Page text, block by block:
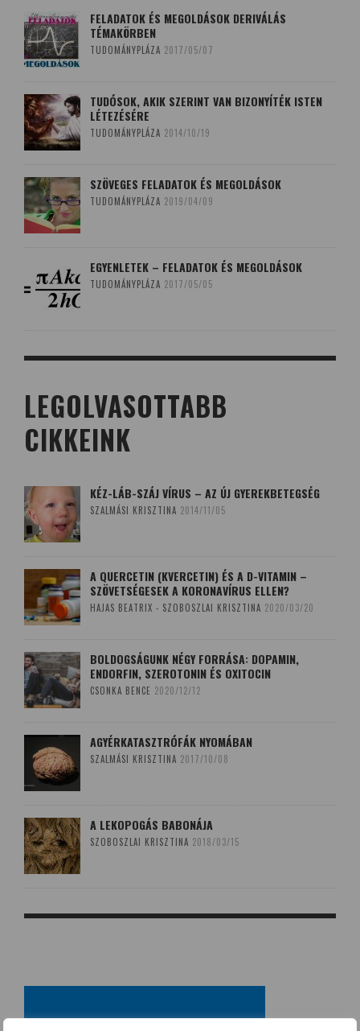
FELADATOK ÉS MEGOLDÁSOK DERIVÁLÁS
TÉMAKÖRBEN
TUDOMÁNYPLÁZA 2017/05/07
TUDÓSOK, AKIK SZERINT VAN BIZONYÍTÉK ISTEN
LÉTEZÉSÉRE
TUDOMÁNYPLÁZA 2014/10/19
SZÖVEGES FELADATOK ÉS MEGOLDÁSOK
TUDOMÁNYPLÁZA 2019/04/09
EGYENLETEK – FELADATOK ÉS MEGOLDÁSOK
TUDOMÁNYPLÁZA 2017/05/05
LEGOLVASOTTABB
CIKKEINK
KÉZ-LÁB-SZÁJ VÍRUS – AZ ÚJ GYEREKBETEGSÉG
SZALMÁSI KRISZTINA 2014/11/05
A QUERCETIN (KVERCETIN) ÉS A D-VITAMIN –
SZÖVETSÉGESEK A KORONAVÍRUS ELLEN?
HAJAS BEATRIX - SZOBOSZLAI KRISZTINA 2020/03/20
BOLDOGSÁGUNK NÉGY FORRÁSA: DOPAMIN,
ENDORFIN, SZEROTONIN ÉS OXITOCIN
CSONKA BENCE 2020/12/12
AGYÉRKATASZTRÓFÁK NYOMÁBAN
SZALMÁSI KRISZTINA 2017/10/08
A LEKOPOGÁS BABONÁJA
SZOBOSZLAI KRISZTINA 2018/03/15